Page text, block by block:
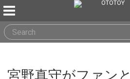
宮野真守がファン